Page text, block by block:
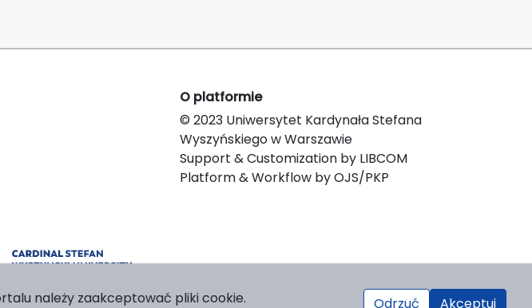
O platformie
© 2023 Uniwersytet Kardynała Stefana
Wyszyńskiego w Warszawie
Support & Customization by LIBCOM
Platform & Workflow by OJS/PKP
należy zaakceptować pliki cookie. Odrzuć Akceptuj